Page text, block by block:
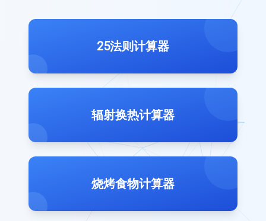
25法则计算器
辐射换热计算器
烧烤食物计算器